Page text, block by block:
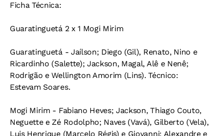
Ficha Técnica:
Guaratinguetá 2 x 1 Mogi Mirim
Guaratinguetá - Jaílson; Diego (Gil), Renato, Nino e
Ricardinho (Salette); Jackson, Magal, Alê e Nenê;
Rodrigão e Wellington Amorim (Lins). Técnico:
Estevam Soares.
Mogi Mirim - Fabiano Heves; Jackson, Thiago Couto,
Neguette e Zé Rodolpho; Naves (Vavá), Gilberto (Vela),
Luis Henrique (Marcelo Régis) e Giovanni; Alexandre e